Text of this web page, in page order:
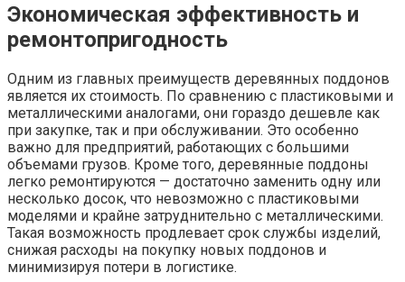
Экономическая эффективность и
ремонтопригодность
Одним из главных преимуществ деревянных поддонов
является их стоимость. По сравнению с пластиковыми и
металлическими аналогами, они гораздо дешевле как
при закупке, так и при обслуживании. Это особенно
важно для предприятий, работающих с большими
объемами грузов. Кроме того, деревянные поддоны
легко ремонтируются — достаточно заменить одну или
несколько досок, что невозможно с пластиковыми
моделями и крайне затруднительно с металлическими.
Такая возможность продлевает срок службы изделий,
снижая расходы на покупку новых поддонов и
минимизируя потери в логистике.